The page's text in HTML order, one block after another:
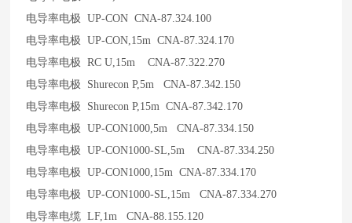
电导率电极 UP-CON CNA-87.324.100
电导率电极 UP-CON,15m CNA-87.324.170
电导率电极 RC U,15m CNA-87.322.270
电导率电极 Shurecon P,5m CNA-87.342.150
电导率电极 Shurecon P,15m CNA-87.342.170
电导率电极 UP-CON1000,5m CNA-87.334.150
电导率电极 UP-CON1000-SL,5m CNA-87.334.250
电导率电极 UP-CON1000,15m CNA-87.334.170
电导率电极 UP-CON1000-SL,15m CNA-87.334.270
电导率电缆 LF,1m CNA-88.155.120